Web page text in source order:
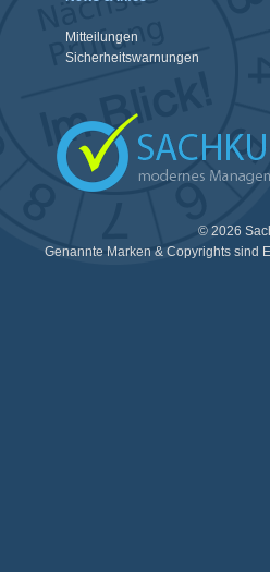
Mitteilungen
Sicherheitswarnungen
© 2026
Genannte Marken & Copyrights sind